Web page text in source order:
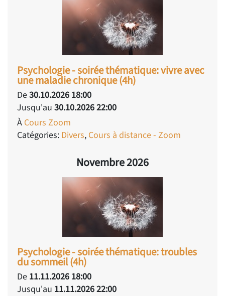
Psychologie - soirée thématique: vivre avec
une maladie chronique (4h)
De30.10.2026 18:00
Jusqu'au 30.10.2026 22:00
À Cours Zoom
Catégories: Divers, Cours à distance - Zoom
Novembre 2026
Psychologie - soirée thématique: troubles
du sommeil (4h)
De 11.11.2026 18:00
Jusqu'au 11.11.2026 22:00